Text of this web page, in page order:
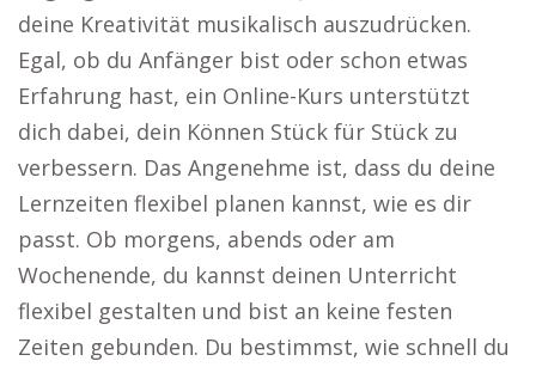
deine Kreativität musikalisch auszudrücken.
Egal, ob du Anfänger bist oder schon etwas
Erfahrung hast, ein Online-Kurs unterstützt
dich dabei, dein Können Stück für Stück zu
verbessern. Das Angenehme ist, dass du deine
Lernzeiten flexibel planen kannst, wie es dir
passt. Ob morgens, abends oder am
Wochenende, du kannst deinen Unterricht
flexibel gestalten und bist an keine festen
Zeiten gebunden. Du bestimmst, wie schnell du